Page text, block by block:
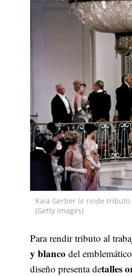
Kaia Gerber le rinde
(Getty Images)
Para rendir tributo al
y blanco del
diseño presenta detalles